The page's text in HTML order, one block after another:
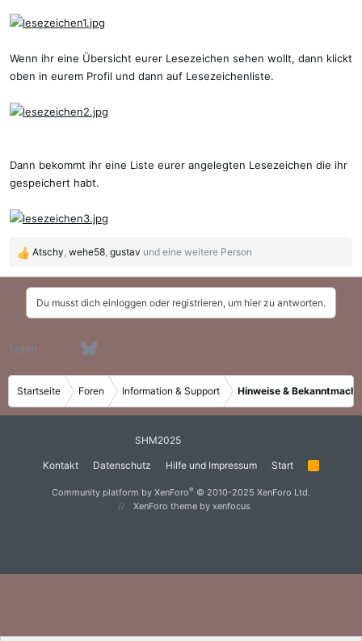
Wenn ihr eine Übersicht eurer Lesezeichen sehen wollt, dann klickt
oben in eurem Profil und dann auf Lesezeichenliste.
Dann bekommt ihr eine Liste eurer angelegten Lesezeichen die ihr
gespeichert habt.
R
e
o
n
Atschy, wehe58, gustav und eine weitere Person
Du musst dich einloggen oder registrieren, um hier zu antworten.
Teilen: FacebookBluesky
Startseite Foren Information & Support Hinweise &
SHM2025
Kontakt Datenschutz Hilfe und Impressum Start
R
Community platform by XenForo® © 2010-2025 XenForo Ltd.
XenForo theme by xenfocus